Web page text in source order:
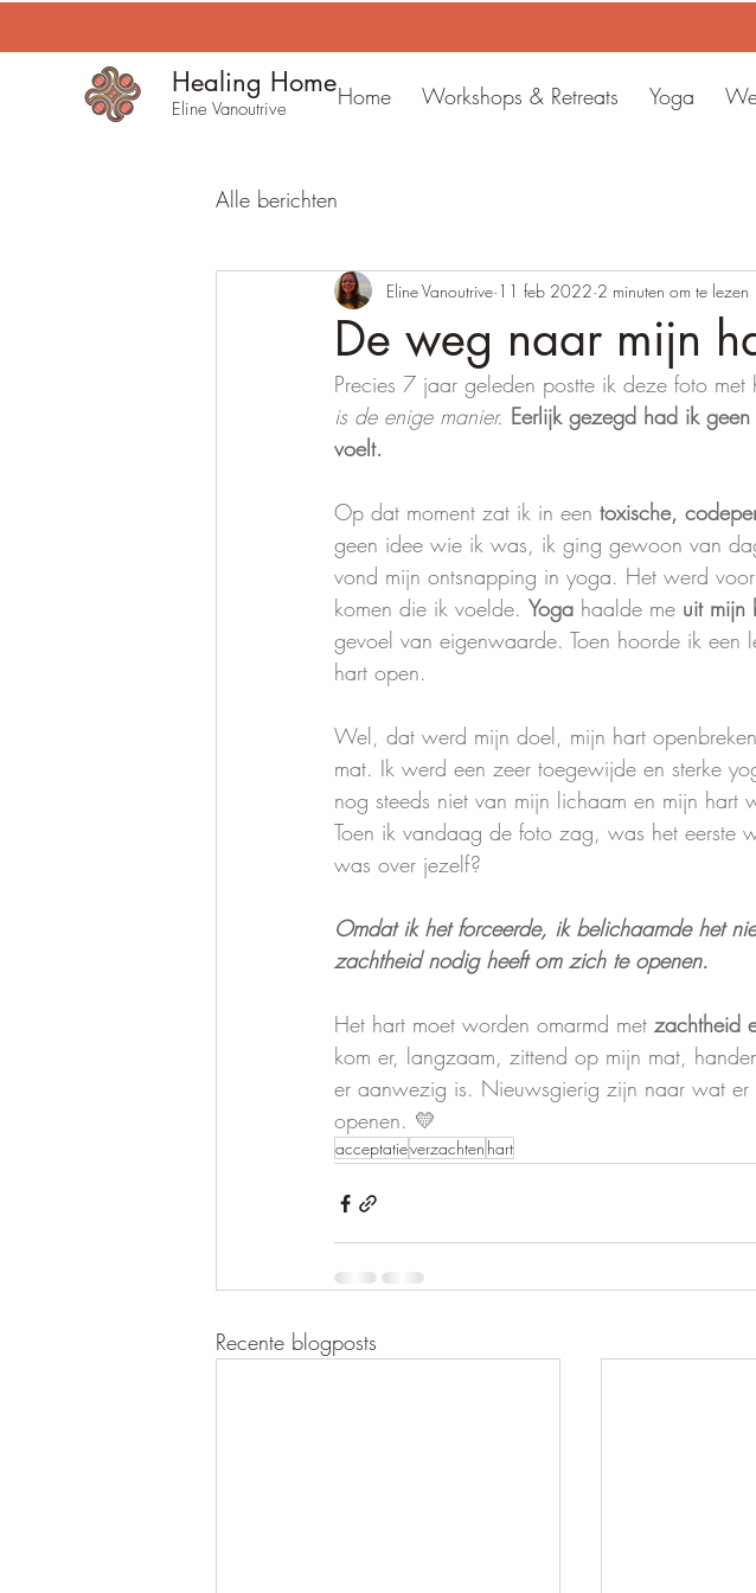
Healing Home
Eline Vanoutrive Home Workshops & Retreats Yoga
Alle berichten
De weg naar mijn
Eline Vanoutrive 11 feb 2022 2 minuten om te lezen
Precies 7 jaar geleden postte ik deze foto met
is de enige manier. Eerlijk gezegd had ik
voelt.
Op dat moment zat ik in een toxische,
geen idee wie ik was, ik ging gewoon van
vond mijn ontsnapping in yoga. Het werd
komen die ik voelde. Yoga haalde me uit mijn
gevoel van eigenwaarde. Toen hoorde ik
hart open.
Wel, dat werd mijn doel, mijn hart
mat. Ik werd een zeer toegewijde en sterke
nog steeds niet van mijn lichaam en mijn hart
Toen ik vandaag de foto zag, was het eerste
was over jezelf?
Omdat ik het forceerde, ik belichaamde het
zachtheid nodig heeft om zich te openen.
Het hart moet worden omarmd met zachtheid
kom er, langzaam, zittend op mijn mat,
er aanwezig is. Nieuwsgierig zijn naar wat
openen. 💛
acceptatieverzachten hart
Recente blogposts